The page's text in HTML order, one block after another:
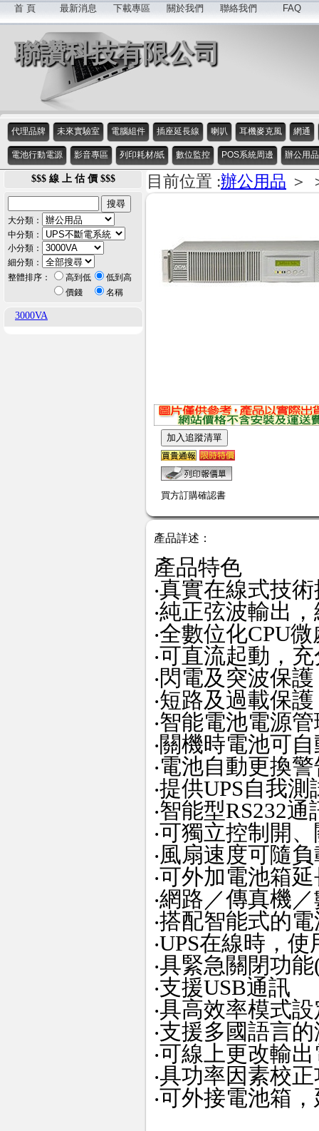
首 頁 最新消息 下載專區 關於我們 聯絡我們 FAQ
聯讚科技有限公司
代理品牌 未來實驗室 電腦組件 插座延長線 喇叭 耳機麥克風 網通
電池行動電源 影音專區 列印耗材/紙 數位監控 POS系統周邊 辦公用品
$$$ 線 上 估 價 $$$
大分類：
中分類：
小分類：
細分類：
整體排序：
高到低
低到高
價錢
名稱
3000VA
目前位置 :辦公用品 ＞
買方訂購確認書
產品詳述：
產品特色
‧真實在線式技
‧純正弦波輸出
‧全數位化CPU
‧可直流起動，
‧閃電及突波保護
‧短路及過載保護
‧智能電池電源
‧關機時電池可
‧電池自動更換
‧提供UPS自我
‧智能型RS232通
‧可獨立控制開
‧風扇速度可隨
‧可外加電池箱
‧網路／傳真機
‧搭配智能式的
‧UPS在線時，
‧具緊急關閉功能
‧支援USB通訊
‧具高效率模式
‧支援多國語言
‧可線上更改輸
‧具功率因素校
‧可外接電池箱